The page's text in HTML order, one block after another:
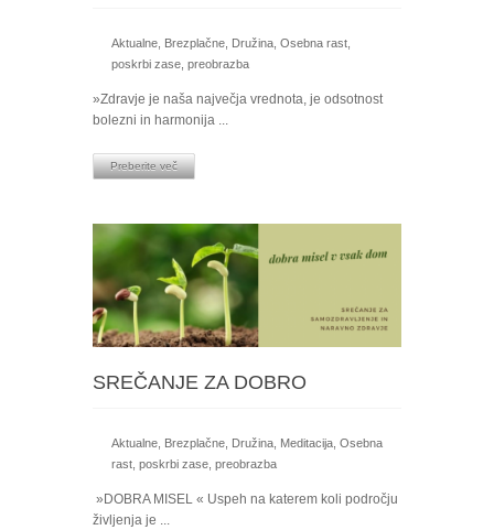
Aktualne Brezplačne Družina Osebna rast
poskrbi zase preobrazba
»Zdravje je naša največja vrednota, je odsotnost
bolezni in harmonija ...
Preberite več
SREČANJE ZA DOBRO
Aktualne Brezplačne Družina Meditacija Osebna
rast poskrbi zase preobrazba
»DOBRA MISEL « Uspeh na katerem koli področju
življenja je ...